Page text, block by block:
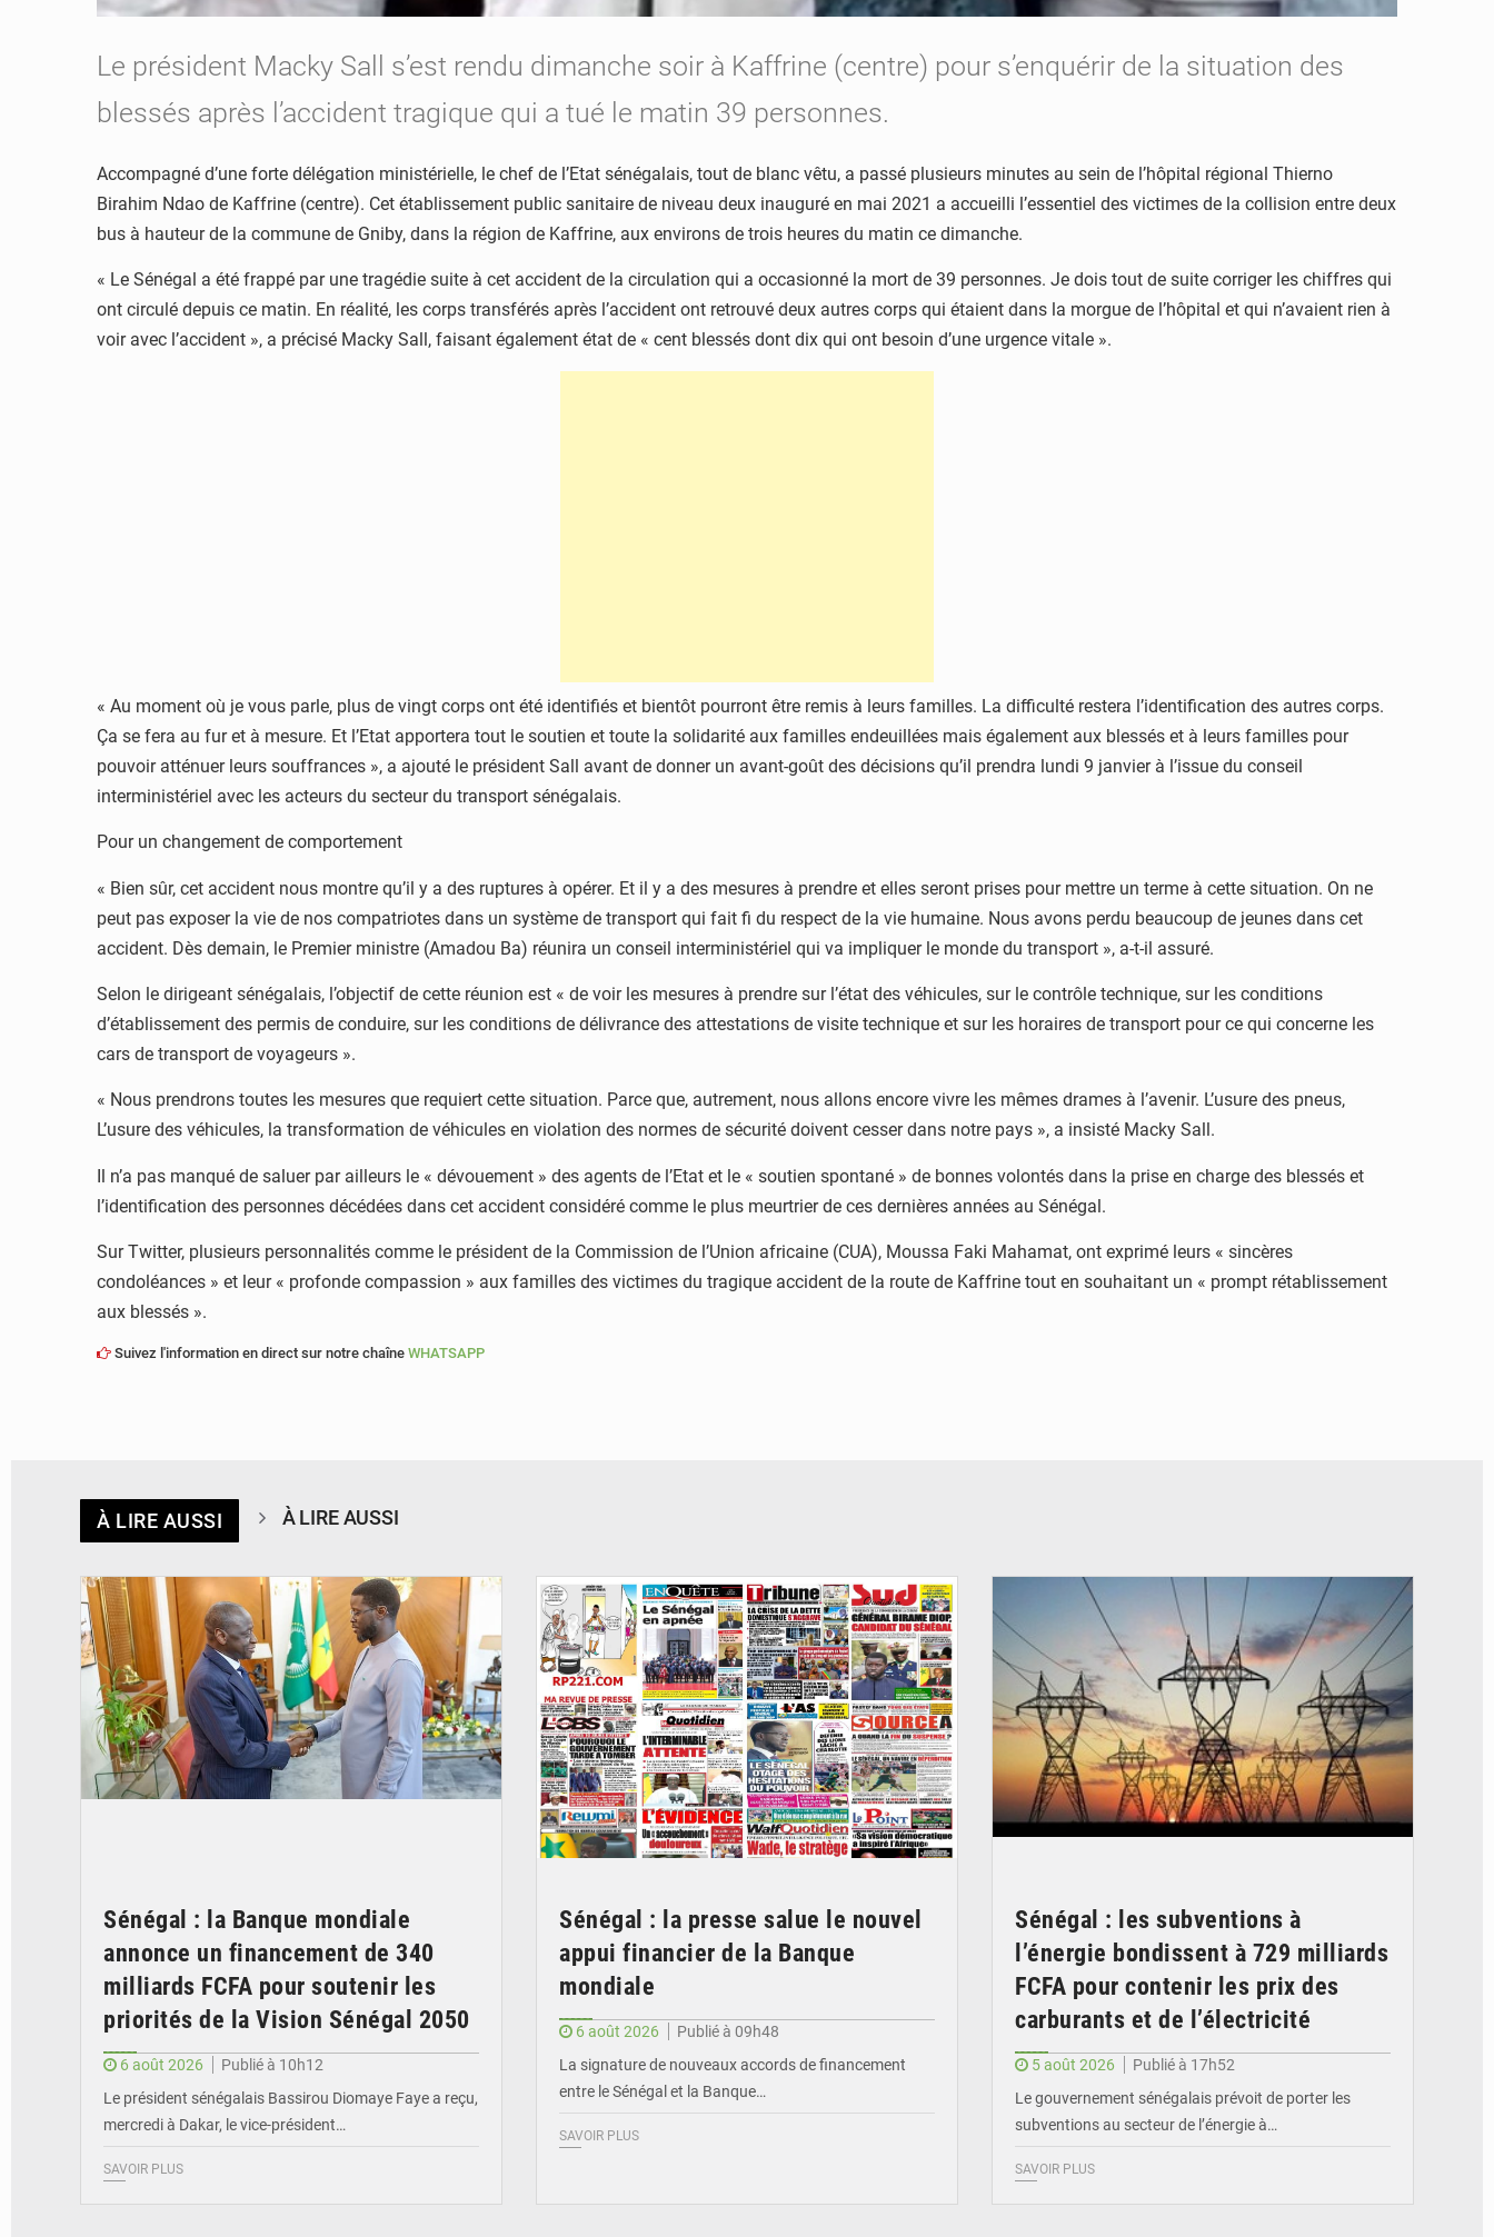
Le président Macky Sall s’est rendu dimanche soir à Kaffrine (centre) pour s’enquérir de la situation des
blessés après l’accident tragique qui a tué le matin 39 personnes.
Accompagné d’une forte délégation ministérielle, le chef de l’Etat sénégalais, tout de blanc vêtu, a passé plusieurs minutes au sein de l’hôpital régional Thierno
Birahim Ndao de Kaffrine (centre). Cet établissement public sanitaire de niveau deux inauguré en mai 2021 a accueilli l’essentiel des victimes de la collision entre deux
bus à hauteur de la commune de Gniby, dans la région de Kaffrine, aux environs de trois heures du matin ce dimanche.
« Le Sénégal a été frappé par une tragédie suite à cet accident de la circulation qui a occasionné la mort de 39 personnes. Je dois tout de suite corriger les chiffres qui
ont circulé depuis ce matin. En réalité, les corps transférés après l’accident ont retrouvé deux autres corps qui étaient dans la morgue de l’hôpital et qui n’avaient rien à
voir avec l’accident », a précisé Macky Sall, faisant également état de « cent blessés dont dix qui ont besoin d’une urgence vitale ».
« Au moment où je vous parle, plus de vingt corps ont été identifiés et bientôt pourront être remis à leurs familles. La difficulté restera l’identification des autres corps.
Ça se fera au fur et à mesure. Et l’Etat apportera tout le soutien et toute la solidarité aux familles endeuillées mais également aux blessés et à leurs familles pour
pouvoir atténuer leurs souffrances », a ajouté le président Sall avant de donner un avant-goût des décisions qu’il prendra lundi 9 janvier à l’issue du conseil
interministériel avec les acteurs du secteur du transport sénégalais.
Pour un changement de comportement
« Bien sûr, cet accident nous montre qu’il y a des ruptures à opérer. Et il y a des mesures à prendre et elles seront prises pour mettre un terme à cette situation. On ne
peut pas exposer la vie de nos compatriotes dans un système de transport qui fait fi du respect de la vie humaine. Nous avons perdu beaucoup de jeunes dans cet
accident. Dès demain, le Premier ministre (Amadou Ba) réunira un conseil interministériel qui va impliquer le monde du transport », a-t-il assuré.
Selon le dirigeant sénégalais, l’objectif de cette réunion est « de voir les mesures à prendre sur l’état des véhicules, sur le contrôle technique, sur les conditions
d’établissement des permis de conduire, sur les conditions de délivrance des attestations de visite technique et sur les horaires de transport pour ce qui concerne les
cars de transport de voyageurs ».
« Nous prendrons toutes les mesures que requiert cette situation. Parce que, autrement, nous allons encore vivre les mêmes drames à l’avenir. L’usure des pneus,
L’usure des véhicules, la transformation de véhicules en violation des normes de sécurité doivent cesser dans notre pays », a insisté Macky Sall.
Il n’a pas manqué de saluer par ailleurs le « dévouement » des agents de l’Etat et le « soutien spontané » de bonnes volontés dans la prise en charge des blessés et
l’identification des personnes décédées dans cet accident considéré comme le plus meurtrier de ces dernières années au Sénégal.
Sur Twitter, plusieurs personnalités comme le président de la Commission de l’Union africaine (CUA), Moussa Faki Mahamat, ont exprimé leurs « sincères
condoléances » et leur « profonde compassion » aux familles des victimes du tragique accident de la route de Kaffrine tout en souhaitant un « prompt rétablissement
aux blessés ».
Suivez l'information en direct sur notre chaîne WHATSAPP
À LIRE AUSSI À LIRE AUSSI
Sénégal : la Banque mondiale
annonce un financement de 340
milliards FCFA pour soutenir les
priorités de la Vision Sénégal 2050
6 août 2026
Publié à 10h12
Le président sénégalais Bassirou Diomaye Faye a reçu,
mercredi à Dakar, le vice-président…
SAVOIR PLUS
Sénégal : la presse salue le nouvel
appui financier de la Banque
mondiale
6 août 2026
Publié à 09h48
La signature de nouveaux accords de financement
entre le Sénégal et la Banque…
SAVOIR PLUS
Sénégal : les subventions à
l’énergie bondissent à 729 milliards
FCFA pour contenir les prix des
carburants et de l’électricité
5 août 2026
Publié à 17h52
Le gouvernement sénégalais prévoit de porter les
subventions au secteur de l’énergie à…
SAVOIR PLUS